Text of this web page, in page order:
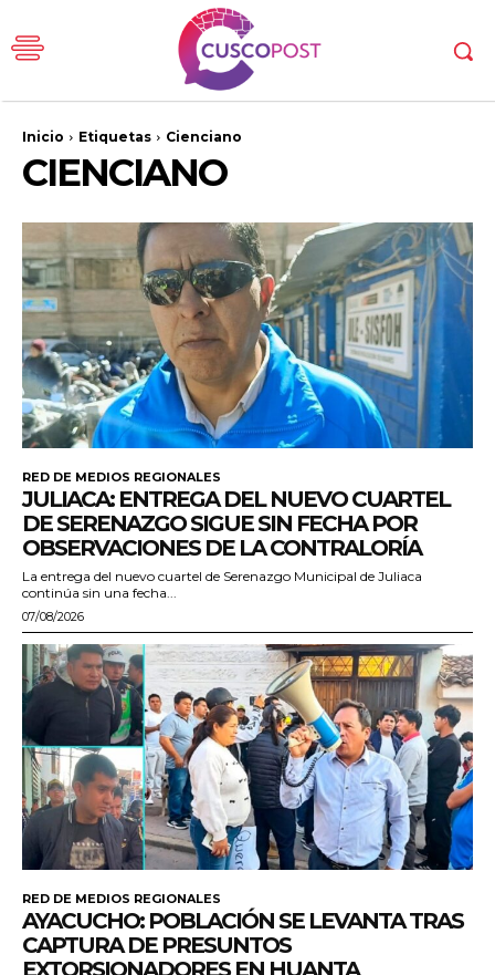
Inicio Etiquetas Cienciano
CIENCIANO
RED DE MEDIOS REGIONALES
JULIACA: ENTREGA DEL NUEVO CUARTEL
DE SERENAZGO SIGUE SIN FECHA POR
OBSERVACIONES DE LA CONTRALORÍA
La entrega del nuevo cuartel de Serenazgo Municipal de Juliaca
continúa sin una fecha...
07/08/2026
RED DE MEDIOS REGIONALES
AYACUCHO: POBLACIÓN SE LEVANTA TRAS
CAPTURA DE PRESUNTOS